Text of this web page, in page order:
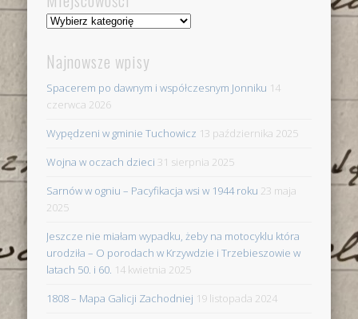
Miejscowości
Najnowsze wpisy
Spacerem po dawnym i współczesnym Jonniku 14
czerwca 2026
Wypędzeni w gminie Tuchowicz 13 października 2025
Wojna w oczach dzieci 31 sierpnia 2025
Sarnów w ogniu – Pacyfikacja wsi w 1944 roku 23 maja
2025
Jeszcze nie miałam wypadku, żeby na motocyklu która
urodziła – O porodach w Krzywdzie i Trzebieszowie w
latach 50. i 60. 14 kwietnia 2025
1808 – Mapa Galicji Zachodniej 19 listopada 2024